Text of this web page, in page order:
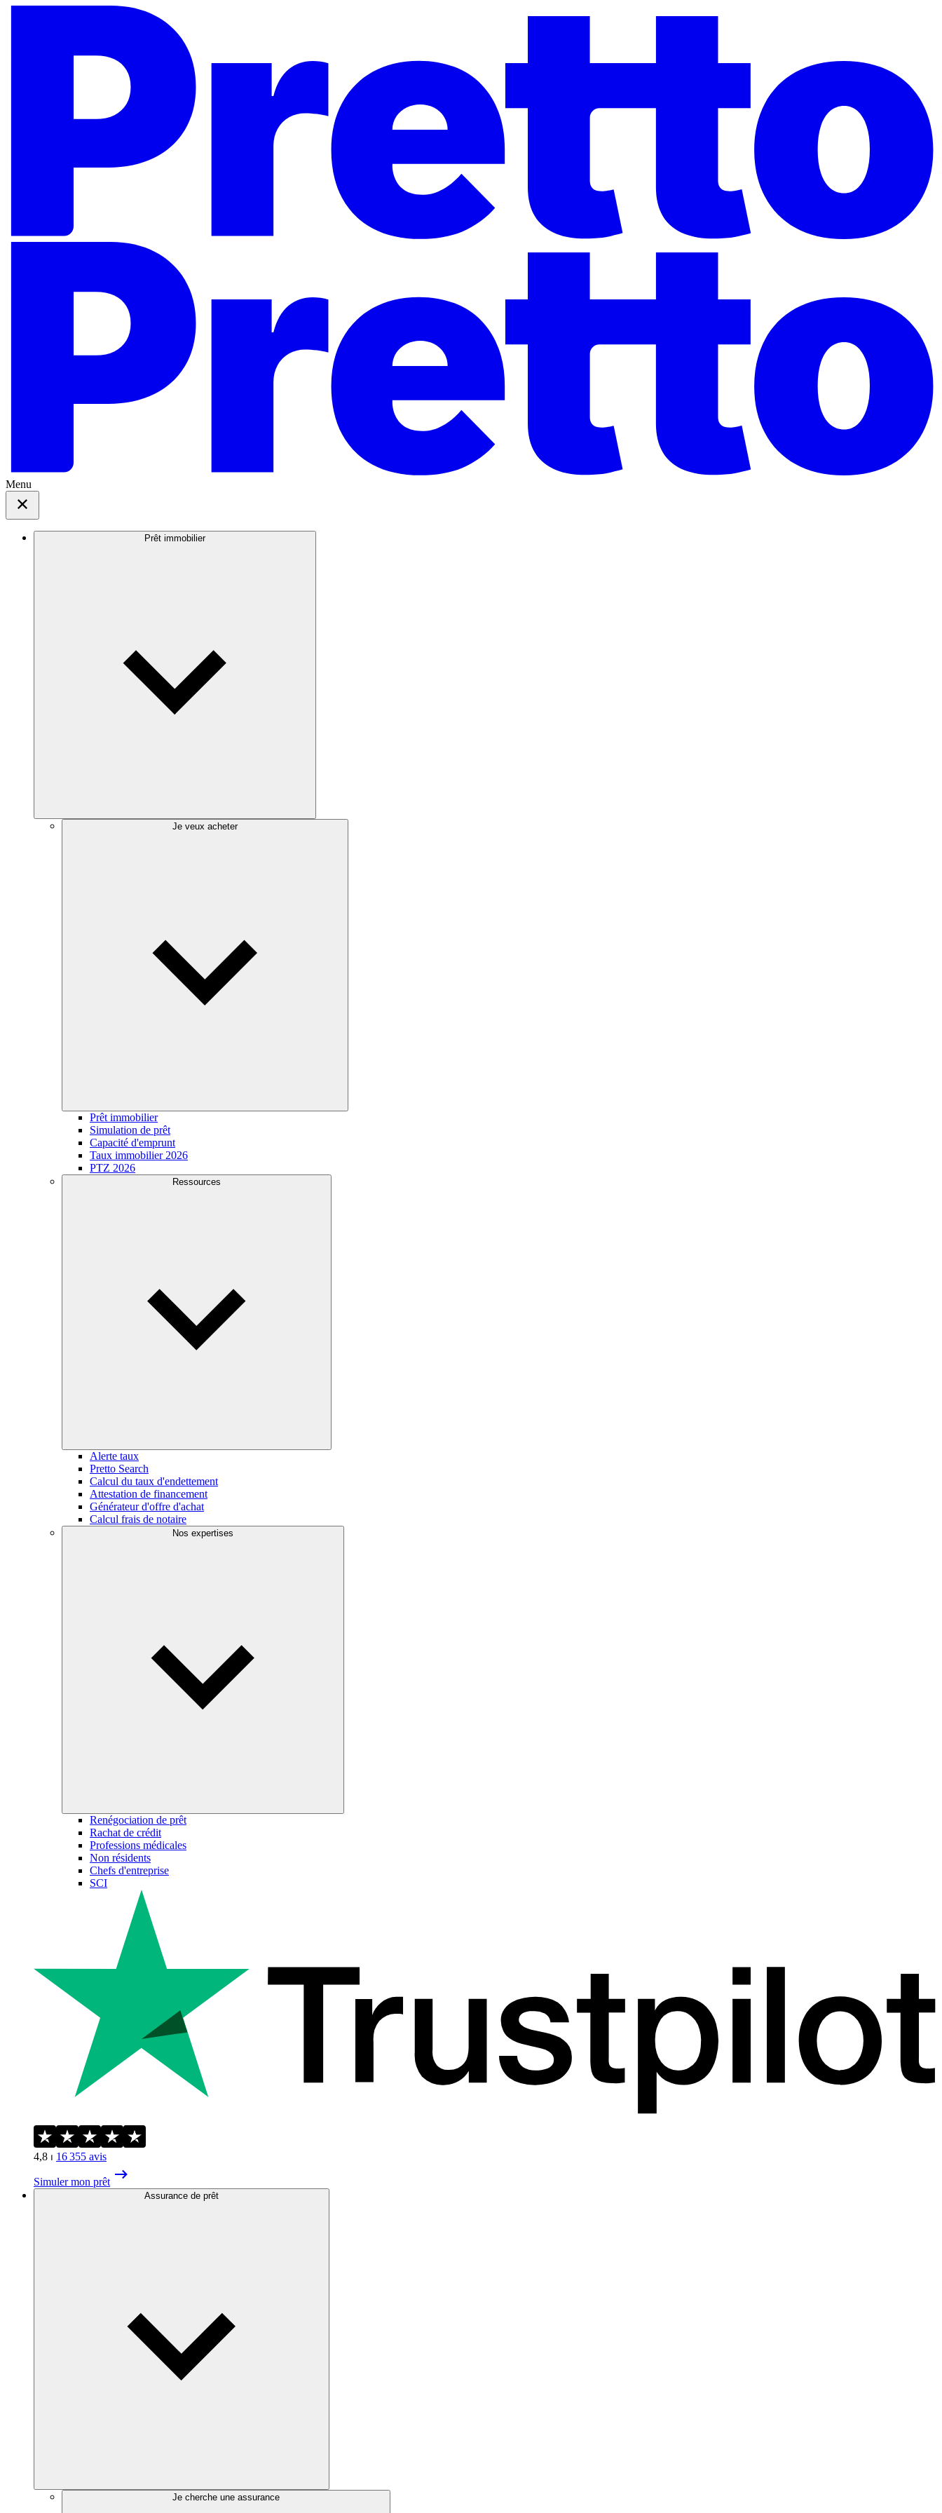
Menu
Prêt immobilier
Je veux acheter
Prêt immobilier
Simulation de prêt
Capacité d'emprunt
Taux immobilier 2026
PTZ 2026
Ressources
Alerte taux
Pretto Search
Calcul du taux d'endettement
Attestation de financement
Générateur d'offre d'achat
Calcul frais de notaire
Nos expertises
Renégociation de prêt
Rachat de crédit
Professions médicales
Non résidents
Chefs d'entreprise
SCI
4,8 ⏐ 16 355 avis
Simuler mon prêt
Assurance de prêt
Je cherche une assurance